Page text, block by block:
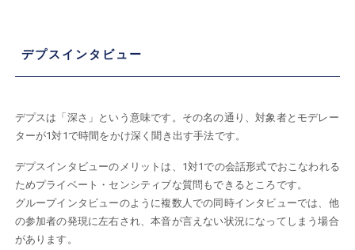
デプスインタビュー
デプスは「深さ」という意味です。その名の通り、対象者とモデレー
ターが1対1で時間をかけ深く聞き出す手法です。
デプスインタビューのメリットは、1対1での会話形式でおこなわれる
ためプライベート・センシティブな質問もできるところです。
グループインタビューのように複数人での同時インタビューでは、他
の参加者の発現に左右され、本音が言えない状況になってしまう場合
があります。